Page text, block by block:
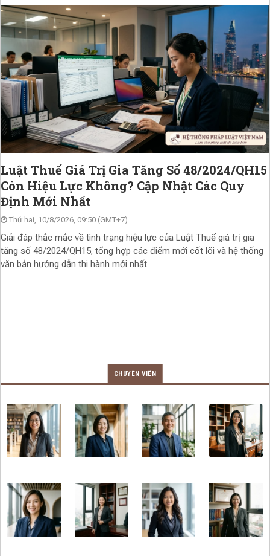
Luật Thuế Giá Trị Gia Tăng Số 48/2024/QH15
Còn Hiệu Lực Không? Cập Nhật Các Quy
Định Mới Nhất
Thứ hai, 10/8/2026, 09:50 (GMT+7)
Giải đáp thắc mắc về tình trạng hiệu lực của Luật Thuế giá trị gia
tăng số 48/2024/QH15, tổng hợp các điểm mới cốt lõi và hệ thống
văn bản hướng dẫn thi hành mới nhất.
CHUYÊN VIÊN